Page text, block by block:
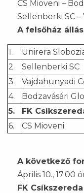
CS Mioveni –
Sellenberki SC
A felsőház
1. Unirera
2.
Sellenberki SC
3.
Vajdahunyadi
4.
Bodzavásári
5.
FK
6.
CS Mioveni
A következő
Április 10., 17.00
FK Csíkszereda